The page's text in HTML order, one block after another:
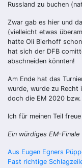
Russland zu buchen
Zwar gab es hier und
(vielleicht etwas
hatte Oli Bierhoff
hat sich der DFB
abschneiden könnten!
Am Ende hat das
wurde, wurde zu Recht
doch die EM 2020
Ich für meinen Teil
Ein würdiges EM-
Aus Eugen Egners
Fast richtige